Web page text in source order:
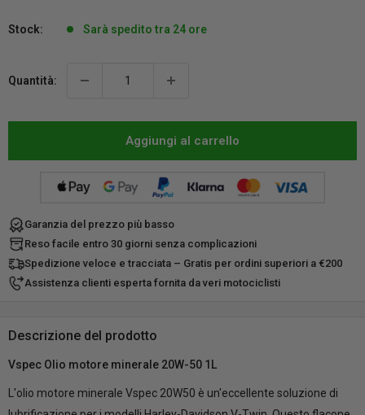
Stock: Sarà spedito tra 24 ore
Quantità:
Aggiungi al carrello
Garanzia del prezzo più basso
Reso facile entro 30 giorni senza complicazioni
Spedizione veloce e tracciata – Gratis per ordini superiori a €200
Assistenza clienti esperta fornita da veri motociclisti
Descrizione del prodotto
Vspec Olio motore minerale 20W-50 1L
L'olio motore minerale Vspec 20W50 è un'eccellente soluzione di